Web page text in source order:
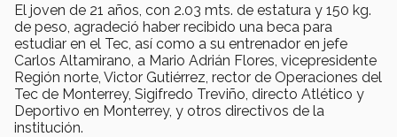
El joven de 21 años, con 2.03 mts. de estatura y 150 kg.
de peso, agradeció haber recibido una beca para
estudiar en el Tec, así como a su entrenador en jefe
Carlos Altamirano, a Mario Adrián Flores, vicepresidente
Región norte, Victor Gutiérrez, rector de Operaciones del
Tec de Monterrey, Sigifredo Treviño, directo Atlético y
Deportivo en Monterrey, y otros directivos de la
institución.